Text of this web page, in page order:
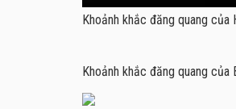
Khoảnh khắc đăng quang của
Khoảnh khắc đăng quang của